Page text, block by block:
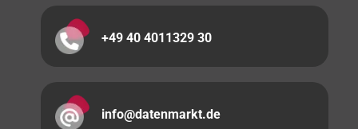
+49 40 4011329 30
info@datenmarkt.de